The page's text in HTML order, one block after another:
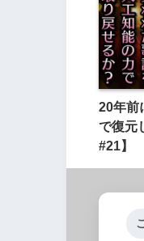
20年前
で復元
#21】